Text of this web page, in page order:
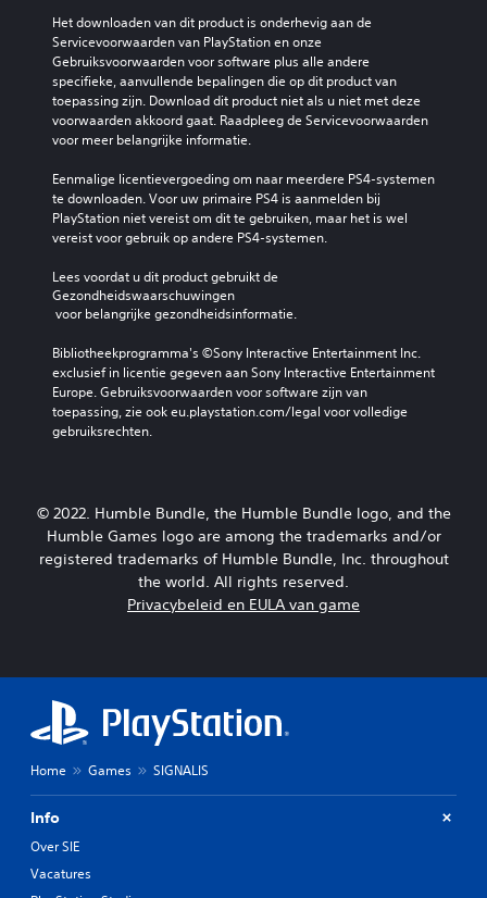
Het downloaden van dit product is onderhevig aan de
Servicevoorwaarden van PlayStation en onze
Gebruiksvoorwaarden voor software plus alle andere
specifieke, aanvullende bepalingen die op dit product van
toepassing zijn. Download dit product niet als u niet met deze
voorwaarden akkoord gaat. Raadpleeg de Servicevoorwaarden
voor meer belangrijke informatie.
Eenmalige licentievergoeding om naar meerdere PS4-systemen
te downloaden. Voor uw primaire PS4 is aanmelden bij
PlayStation niet vereist om dit te gebruiken, maar het is wel
vereist voor gebruik op andere PS4-systemen.
Lees voordat u dit product gebruikt de
Gezondheidswaarschuwingen
voor belangrijke gezondheidsinformatie.
Bibliotheekprogramma's ©Sony Interactive Entertainment Inc.
exclusief in licentie gegeven aan Sony Interactive Entertainment
Europe. Gebruiksvoorwaarden voor software zijn van
toepassing, zie ook eu.playstation.com/legal voor volledige
gebruiksrechten.
© 2022. Humble Bundle, the Humble Bundle logo, and the
Humble Games logo are among the trademarks and/or
registered trademarks of Humble Bundle, Inc. throughout
the world. All rights reserved.
Privacybeleid en EULA van game
Home Games SIGNALIS
Info
Over SIE
Vacatures